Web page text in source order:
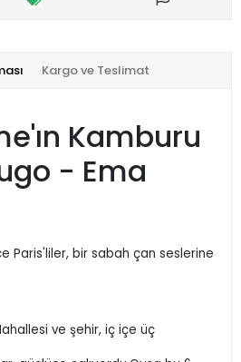
Kargo ve Teslimat
Kamburu
- Ema
Paris'liler, bir sabah çan seslerine
ve şehir, iç içe üç